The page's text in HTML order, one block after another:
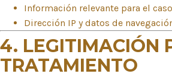
Información relevante para el
Dirección IP y datos de
4. LEGITIMACIÓN
TRATAMIENTO